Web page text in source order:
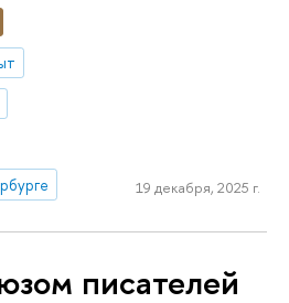
19 декабря, 2025 г.
писателей